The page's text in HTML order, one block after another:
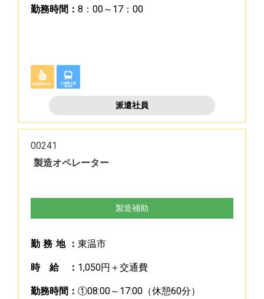
勤務時間 ： 8：00～17：00
派遣社員
00241
製造オペレーター
製造補助
勤 務 地 ： 東温市
時 給 ： 1,050円＋交通費
勤務時間 ： ①08:00～17:00（休憩60分）